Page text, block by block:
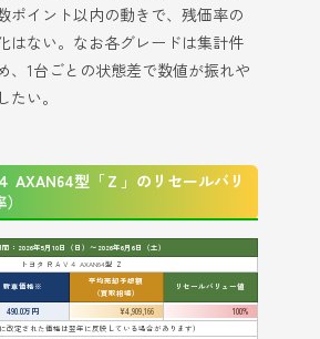
ポイント以内の動きで、残価率の
はない。なお各グレードは集計件
、1台ごとの状態差で数値が振れや
い。
AXAN64型「Ｚ」のリセールバリ
：2026年5月10日（日）〜2026年6月6日（土）
トヨタ ＲＡＶ４ AXAN64型 Ｚ
新車価格※
平均売却予想額
（買取相場）
リセールバリュー値
490.0万円 ¥4,909,166
100%
定された価格は翌年に反映している場合があります）